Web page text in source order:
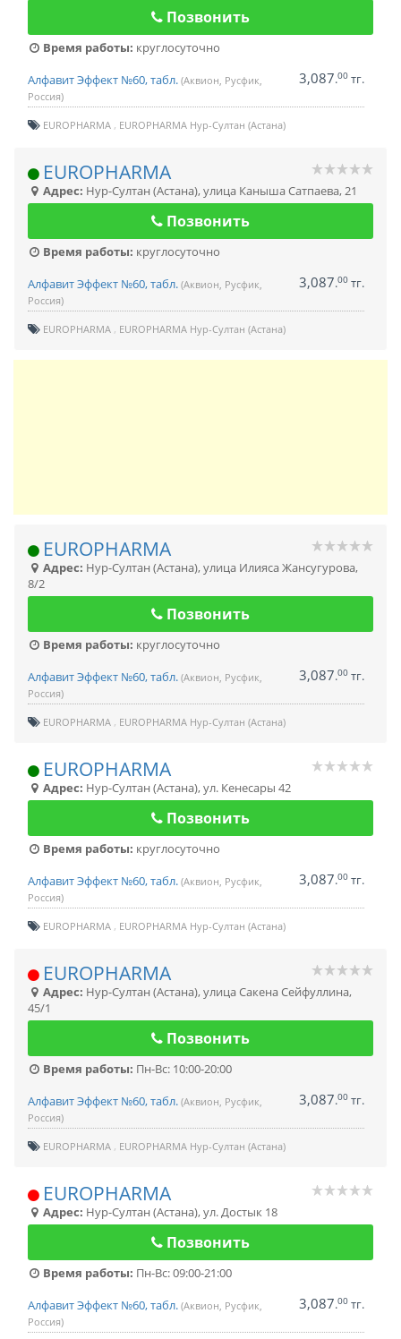
Позвонить
Время работы: круглосуточно
Алфавит Эффект №60, табл. (Аквион, Русфик,
Россия)
3,087.00 тг.
EUROPHARMA EUROPHARMA Нур-Султан (Астана)
EUROPHARMA
Адрес: Нур-Султан (Астана),улица Каныша Сатпаева, 21
Позвонить
Время работы: круглосуточно
Алфавит Эффект №60, табл. (Аквион, Русфик,
Россия)
3,087.00 тг.
EUROPHARMA EUROPHARMA Нур-Султан (Астана)
EUROPHARMA
Адрес: Нур-Султан (Астана),улица Илияса Жансугурова,
8/2
Позвонить
Время работы: круглосуточно
Алфавит Эффект №60, табл. (Аквион, Русфик,
Россия)
3,087.00 тг.
EUROPHARMA EUROPHARMA Нур-Султан (Астана)
EUROPHARMA
Адрес: Нур-Султан (Астана),ул. Кенесары 42
Позвонить
Время работы: круглосуточно
Алфавит Эффект №60, табл. (Аквион, Русфик,
Россия)
3,087.00 тг.
EUROPHARMA EUROPHARMA Нур-Султан (Астана)
EUROPHARMA
Адрес: Нур-Султан (Астана),улица Сакена Сейфуллина,
45/1
Позвонить
Время работы: Пн-Вс: 10:00-20:00
Алфавит Эффект №60, табл. (Аквион, Русфик,
Россия)
3,087.00 тг.
EUROPHARMA EUROPHARMA Нур-Султан (Астана)
EUROPHARMA
Адрес: Нур-Султан (Астана),ул. Достык 18
Позвонить
Время работы: Пн-Вс: 09:00-21:00
Алфавит Эффект №60, табл. (Аквион, Русфик,
Россия)
3,087.00 тг.